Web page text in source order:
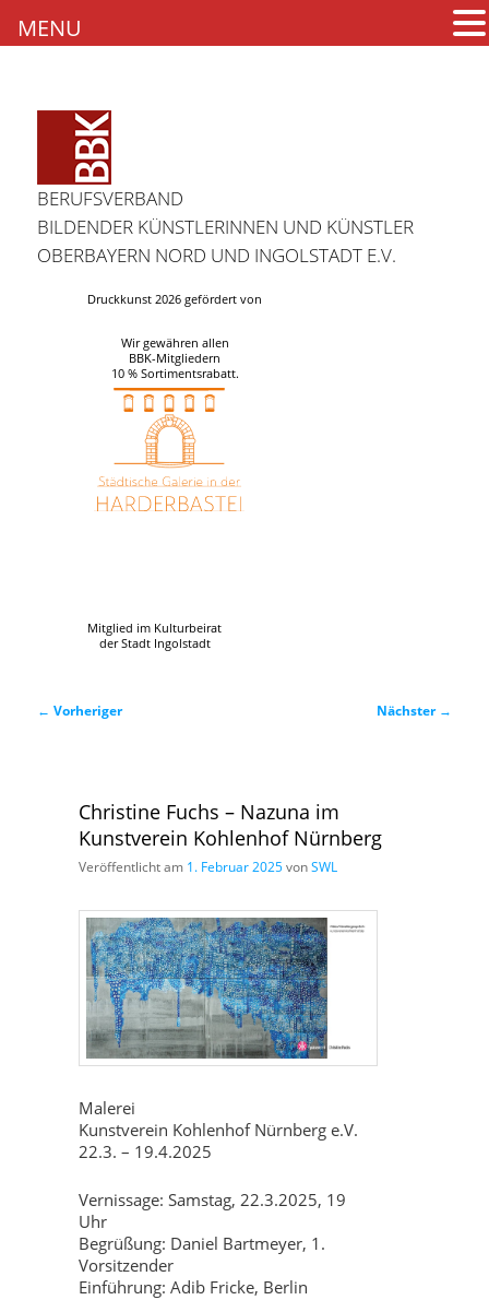
BERUFSVERBAND
BILDENDER KÜNSTLERINNEN UND KÜNSTLER
OBERBAYERN NORD UND INGOLSTADT E.V.
Druckkunst 2026 gefördert von
Wir gewähren allen
BBK-Mitgliedern
10 % Sortimentsrabatt.
Mitglied im Kulturbeirat
der Stadt Ingolstadt
Beitragsnavigation
← Vorheriger Nächster →
Christine Fuchs – Nazuna im
Kunstverein Kohlenhof Nürnberg
Veröffentlicht am 1. Februar 2025vonSWL
Malerei
Kunstverein Kohlenhof Nürnberg e.V.
22.3. – 19.4.2025
Vernissage: Samstag, 22.3.2025, 19
Uhr
Begrüßung: Daniel Bartmeyer, 1.
Vorsitzender
Einführung: Adib Fricke, Berlin
MENU